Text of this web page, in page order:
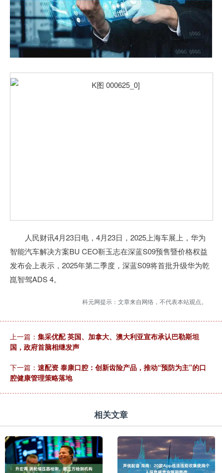
人民财讯4月23日电，4月23日，2025上海车展上，华为
智能汽车解决方案BU CEO靳玉志在深蓝S09预售暨价格权益
发布会上表示，2025年第二季度，深蓝S09将首批升级华为乾
崑智驾ADS 4。
科元网提示：文章来自网络，不代表本站观点。
上一篇： 集采优配 英国、加拿大、澳大利亚宣布承认巴勒斯坦
国，政府首脑相继发声
下一篇： 速配资 泰康口腔：创新齿险产品，推动“预防为主”的口
腔健康管理策略落地
相关文章